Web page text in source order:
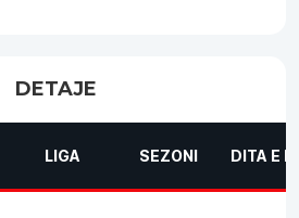
DETAJE
LIGA SEZONI DITA E